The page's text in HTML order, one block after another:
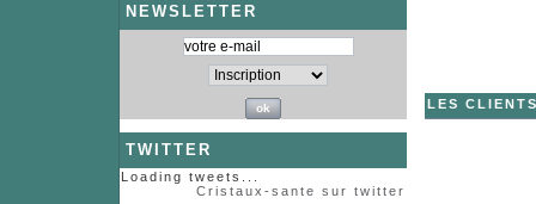
NEWSLETTER
TWITTER
Loading tweets...
Cristaux-sante sur twitter
LES